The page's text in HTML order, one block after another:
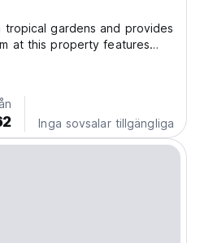
tropical gardens and provides
at this property features
balconies and air
boast views of the
Inga sovsalar tillgängliga